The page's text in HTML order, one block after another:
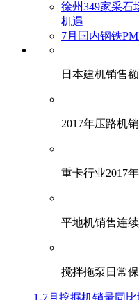
徐州349家采石
机遇
7月国内钢铁
日本建机销售
2017年压路机
重卡行业2017
平地机销售连
搅拌拖泵日常